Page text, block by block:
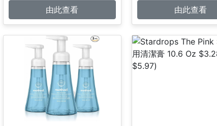
由此查看
由此查看